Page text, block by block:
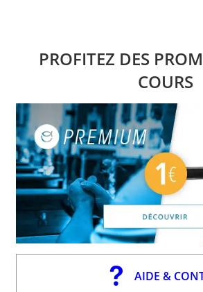
PROFITEZ DES
COURS
AIDE &